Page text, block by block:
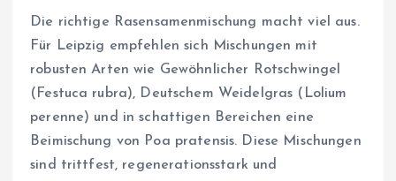
Die richtige Rasensamenmischung macht viel aus.
Für Leipzig empfehlen sich Mischungen mit
robusten Arten wie Gewöhnlicher Rotschwingel
(Festuca rubra), Deutschem Weidelgras (Lolium
perenne) und in schattigen Bereichen eine
Beimischung von Poa pratensis. Diese Mischungen
sind trittfest, regenerationsstark und